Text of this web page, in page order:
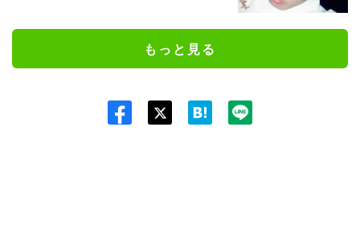
もっと見る